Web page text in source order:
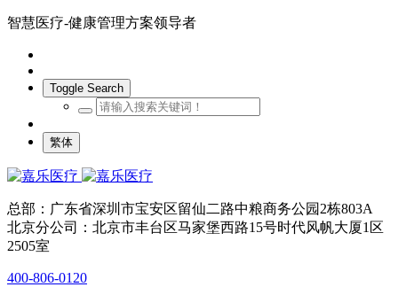
智慧医疗-健康管理方案领导者
Toggle Search
繁体
总部：广东省深圳市宝安区留仙二路中粮商务公园2栋803A
北京分公司：北京市丰台区马家堡西路15号时代风帆大厦1区
2505室
400-806-0120